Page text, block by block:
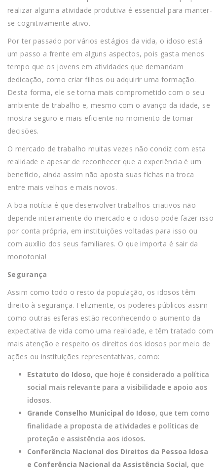
realizar alguma atividade produtiva é essencial para manter-
se cognitivamente ativo.
Por ter passado por vários estágios da vida, o idoso está
um passo a frente em alguns aspectos, pois gasta menos
tempo que os jovens em atividades que demandam
dedicação, como criar filhos ou adquirir uma formação.
Desta forma, ele se torna mais comprometido com o seu
ambiente de trabalho e, mesmo com o avanço da idade, se
mostra seguro e mais eficiente no momento de tomar
decisões.
O mercado de trabalho muitas vezes não condiz com esta
realidade e apesar de reconhecer que a experiência é um
benefício, ainda assim não aposta suas fichas na troca
entre mais velhos e mais novos.
A boa notícia é que desenvolver trabalhos criativos não
depende inteiramente do mercado e o idoso pode fazer isso
por conta própria, em instituições voltadas para isso ou
com auxílio dos seus familiares. O que importa é sair da
monotonia!
Segurança
Assim como todo o resto da população, os idosos têm
direito à segurança. Felizmente, os poderes públicos assim
como outras esferas estão reconhecendo o aumento da
expectativa de vida como uma realidade, e têm tratado com
mais atenção e respeito os direitos dos idosos por meio de
ações ou instituições representativas, como:
Estatuto do Idoso, que hoje é considerado a política
social mais relevante para a visibilidade e apoio aos
idosos.
Grande Conselho Municipal do Idoso, que tem como
finalidade a proposta de atividades e políticas de
proteção e assistência aos idosos.
Conferência Nacional dos Direitos da Pessoa Idosa
e Conferência Nacional da Assistência Social, que